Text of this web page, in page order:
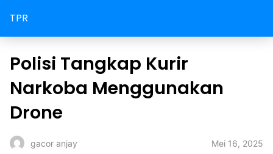
TPR
Polisi Tangkap Kurir
Narkoba Menggunakan
Drone
gacor anjay Mei 16, 2025